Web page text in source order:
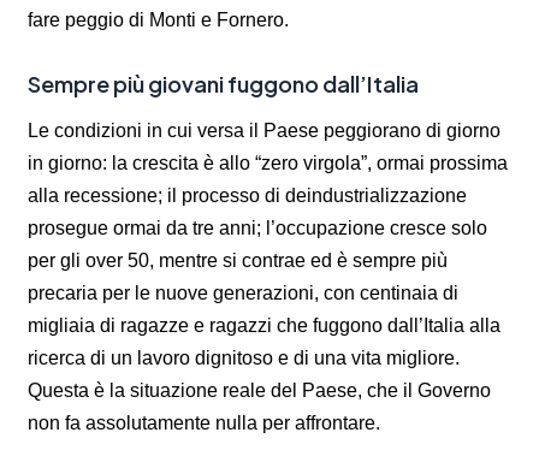
fare peggio di Monti e Fornero.
Sempre più giovani fuggono dall’Italia
Le condizioni in cui versa il Paese peggiorano di giorno
in giorno: la crescita è allo “zero virgola”, ormai prossima
alla recessione; il processo di deindustrializzazione
prosegue ormai da tre anni; l’occupazione cresce solo
per gli over 50, mentre si contrae ed è sempre più
precaria per le nuove generazioni, con centinaia di
migliaia di ragazze e ragazzi che fuggono dall’Italia alla
ricerca di un lavoro dignitoso e di una vita migliore.
Questa è la situazione reale del Paese, che il Governo
non fa assolutamente nulla per affrontare.